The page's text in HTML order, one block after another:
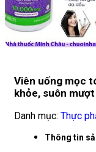
Viên uống mọc
khỏe, suôn mượt
Danh mục: Thực
Thông tin